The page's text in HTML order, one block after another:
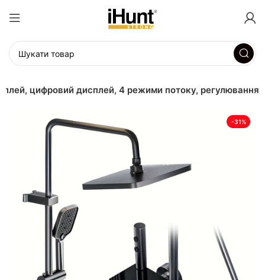
цифровий дисплей, 4 режими потоку, регулювання
-31%